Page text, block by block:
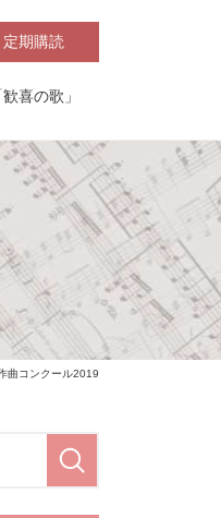
定期購読
喜の歌」
曲コンクール2019